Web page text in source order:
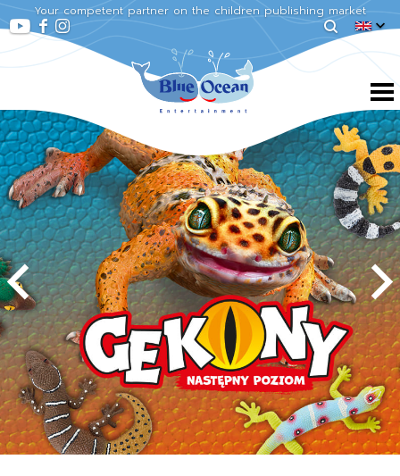
Your competent partner on the children publishing market